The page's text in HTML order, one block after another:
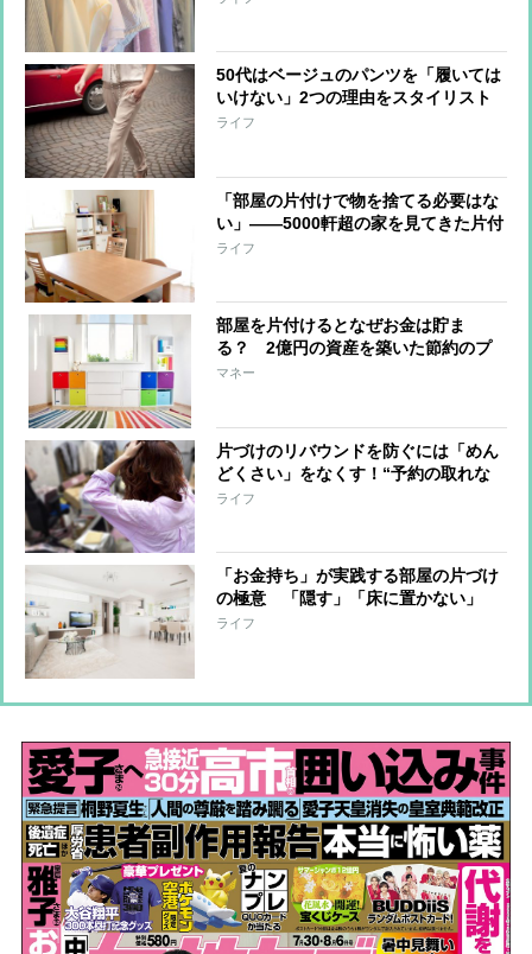
50代はベージュのパンツを「履いては
いけない」2つの理由をスタイリスト
が解説
ライフ
「部屋の片付けで物を捨てる必要はな
い」――5000軒超の家を見てきた片付
けのプロが辿り着いた結論
ライフ
部屋を片付けるとなぜお金は貯ま
る？ 2億円の資産を築いた節約のプ
ロが語る理由
マネー
片づけのリバウンドを防ぐには「めん
どくさい」をなくす！“予約の取れな
い家政婦”が3つのコツを伝授
ライフ
「お金持ち」が実践する部屋の片づけ
の極意 「隠す」「床に置かない」
「壁に貼らない」
ライフ